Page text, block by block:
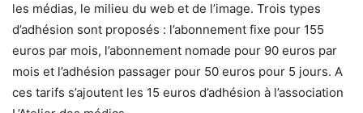
les médias, le milieu du web et de l’image. Trois types
d’adhésion sont proposés : l’abonnement fixe pour 155
euros par mois, l’abonnement nomade pour 90 euros par
mois et l’adhésion passager pour 50 euros pour 5 jours. A
ces tarifs s’ajoutent les 15 euros d’adhésion à l’association